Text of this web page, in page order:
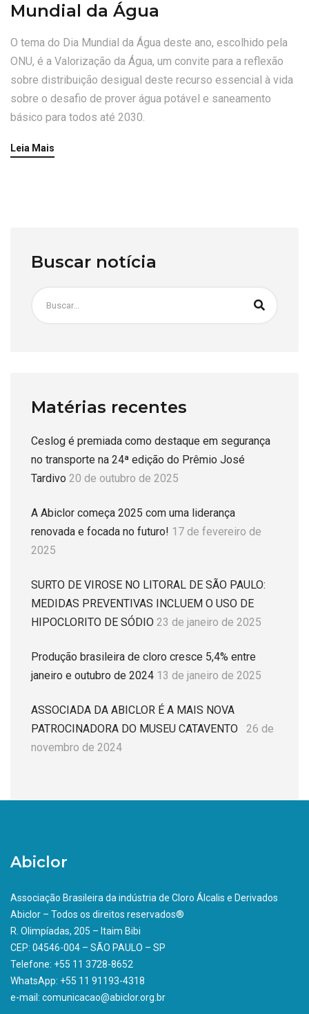
Mundial da Água
O tema do Dia Mundial da Água deste ano, escolhido pela
ONU, é a Valorização da Água, um convite para a reflexão
sobre distribuição desigual deste recurso essencial à vida
sobre o desafio de prover água potável e saneamento
básico para todos até 2030.
Leia Mais
Buscar notícia
Matérias recentes
Ceslog é premiada como destaque em segurança
no transporte na 24ª edição do Prêmio José
Tardivo 20 de outubro de 2025
A Abiclor começa 2025 com uma liderança
renovada e focada no futuro! 17 de fevereiro de
2025
SURTO DE VIROSE NO LITORAL DE SÃO PAULO:
MEDIDAS PREVENTIVAS INCLUEM O USO DE
HIPOCLORITO DE SÓDIO 23 de janeiro de 2025
Produção brasileira de cloro cresce 5,4% entre
janeiro e outubro de 2024 13 de janeiro de 2025
ASSOCIADA DA ABICLOR É A MAIS NOVA
PATROCINADORA DO MUSEU CATAVENTO
26 de
novembro de 2024
Abiclor
Associação Brasileira da indústria de Cloro Álcalis e Derivados
Abiclor – Todos os direitos reservados®
R. Olimpíadas, 205 – Itaim Bibi
CEP: 04546-004 – SÃO PAULO – SP
Telefone: +55 11 3728-8652
WhatsApp: +55 11 91193-4318
e-mail: comunicacao@abiclor.org.br